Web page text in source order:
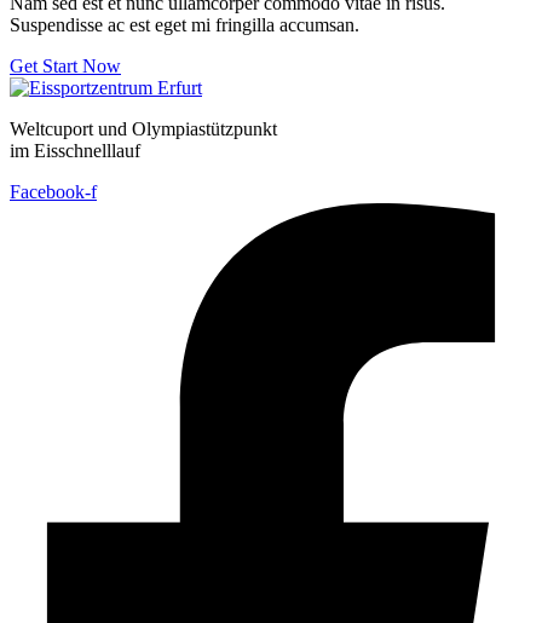
Suspendisse ac est eget mi fringilla accumsan.
Get Start Now
Weltcuport und Olympiastützpunkt
im Eisschnelllauf
Facebook-f